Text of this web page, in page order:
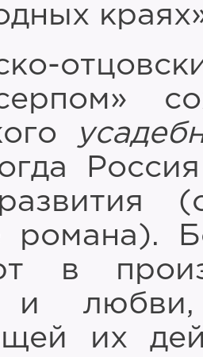
романа).
в
и
их